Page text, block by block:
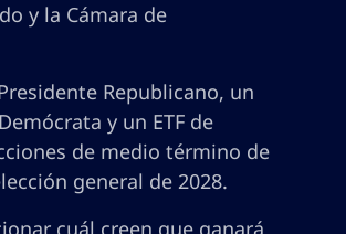
y la Cámara de
Republicano, un
y un ETF de
de medio término de
general de 2028.
cuál creen que ganará